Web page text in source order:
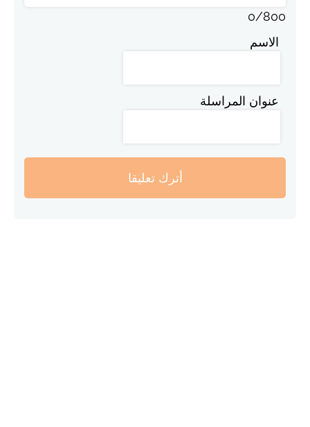
0/800
الاسم
عنوان المراسلة
أترك تعليقا